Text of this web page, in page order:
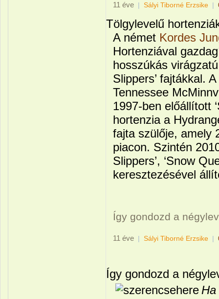
11 éve | Sályi Tiborné Erzsike |
Tölgylevelű
A német Kordes
Hortenziával
hosszúkás virágzatú
Slippers’ fajtákkal.
Tennessee
1997-ben előállított
hortenzia a
fajta szülője, amely
piacon. Szintén
Slippers’, ‘Snow
keresztezésével
Így gondozd a
11 éve | Sályi Tiborné Erzsike |
Így gondozd a